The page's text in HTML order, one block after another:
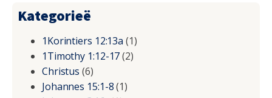
Kategorieë
1Korintiers 12:13a (1)
1Timothy 1:12-17(2)
Christus (6)
Johannes 15:1-8(1)